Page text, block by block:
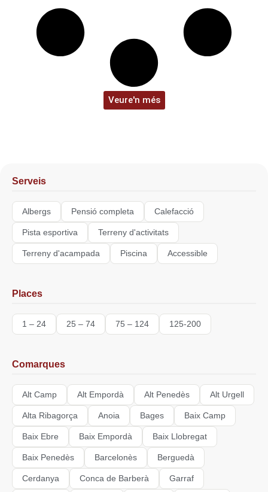
Veure'n més
Serveis
Albergs Pensió completa Calefacció
Pista esportiva Terreny d'activitats
Terreny d'acampada Piscina Accessible
Places
1 – 24 25 – 74 75 – 124 125-200
Comarques
Alt Camp Alt Empordà Alt Penedès Alt Urgell
Alta Ribagorça Anoia Bages Baix Camp
Baix Ebre Baix Empordà Baix Llobregat
Baix Penedès Barcelonès Berguedà
Cerdanya Conca de Barberà Garraf